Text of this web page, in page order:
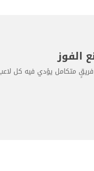
الفوز
متكامل يؤدي فيه كل